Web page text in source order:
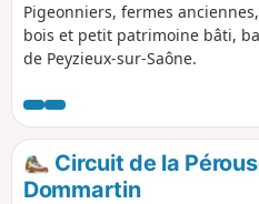
Pigeonniers, fermes
bois et petit patrimoine bâti,
de Peyzieux-sur-Saône.
Circuit de la
Dommartin